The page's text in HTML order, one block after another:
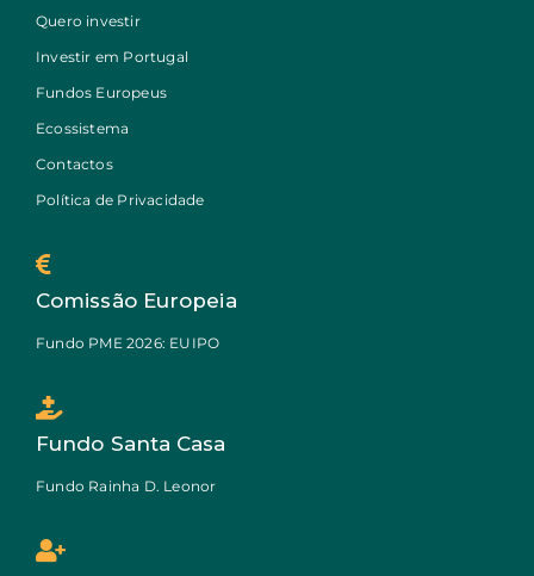
Quero investir
Investir em Portugal
Fundos Europeus
Ecossistema
Contactos
Política de Privacidade
Comissão Europeia
Fundo PME 2026: EUIPO
Fundo Santa Casa
Fundo Rainha D. Leonor